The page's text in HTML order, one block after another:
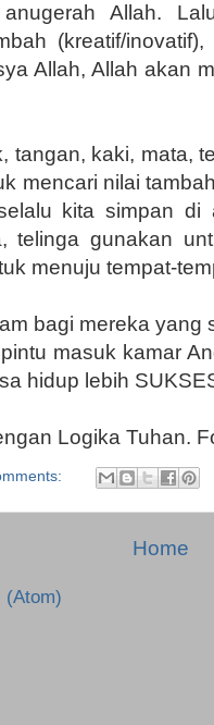
Allah.
(kreatif/
Allah, Allah akan
tangan, kaki, mata,
mencari nilai
kita simpan
telinga gunakan
menuju tempat-
bagi mereka yang
masuk kamar
hidup lebih
Logika Tuhan.
Home
(Atom)